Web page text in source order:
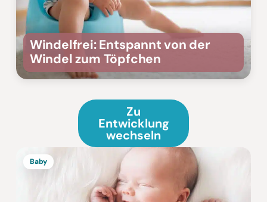
Windelfrei: Entspannt von der
Windel zum Töpfchen
Zu
Entwicklung
wechseln
Baby